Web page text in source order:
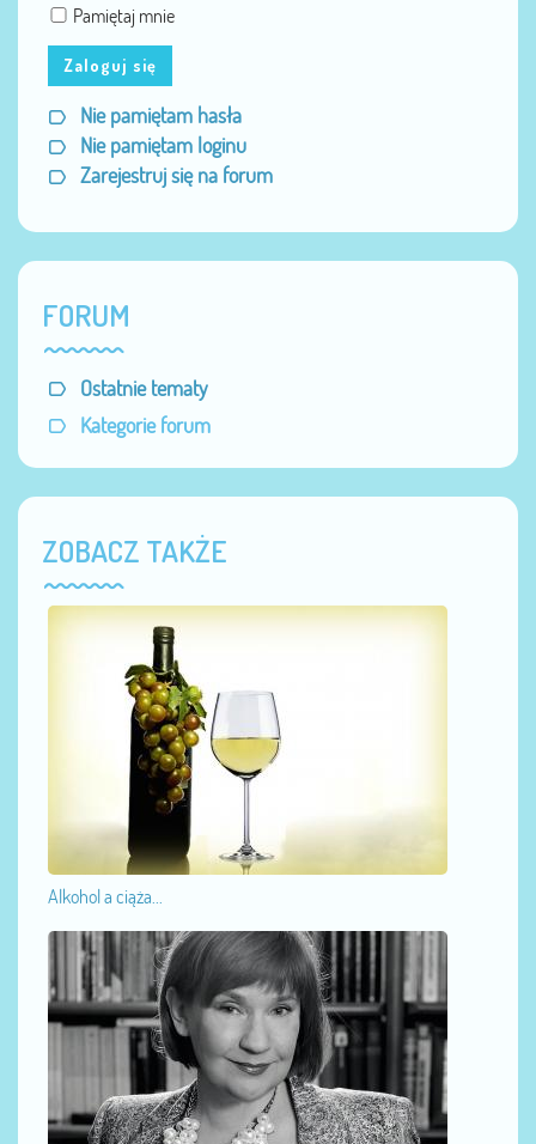
Pamiętaj mnie
Zaloguj się
Nie pamiętam hasła
Nie pamiętam loginu
Zarejestruj się na forum
FORUM
Ostatnie tematy
Kategorie forum
ZOBACZ TAKŻE
Alkohol a ciąża...